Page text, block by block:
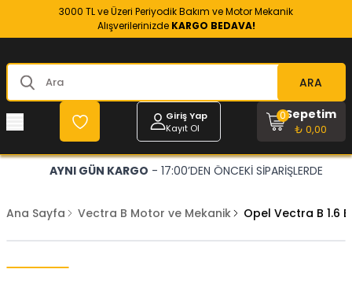
3000 TL ve Üzeri Periyodik Bakım ve Motor Mekanik
Alışverilerinizde KARGO BEDAVA!
ARA
Giriş Yap
Kayıt Ol
Sepetim
₺ 0,00
0
AYNI GÜN KARGO - 17:00’DEN ÖNCEKİ SİPARİŞLERDE
Ana Sayfa Vectra B Motor ve Mekanik Opel Vectra B 1.6